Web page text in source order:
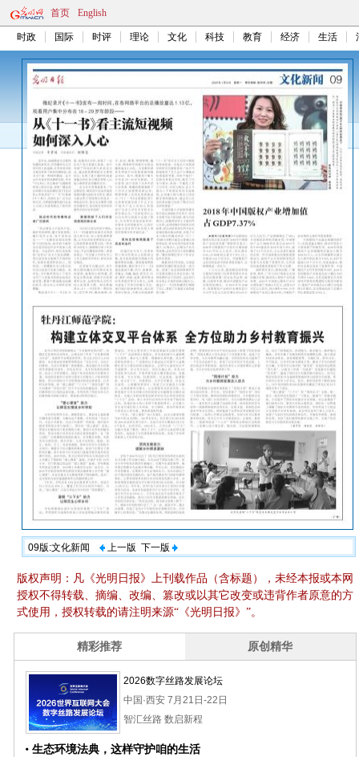
首页 English
时政 国际 时评 理论 文化 科技 教育 经济 生活
09版:文化新闻 上一版 下一版
版权声明：凡《光明日报》上刊载作品（含标题），未经本报或本网
授权不得转载、摘编、改编、篡改或以其它改变或违背作者原意的方
式使用，授权转载的请注明来源“《光明日报》”。